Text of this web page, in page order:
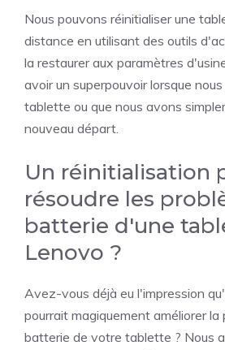
Nous pouvons réinitialiser une
distance en utilisant des outils
la restaurer aux paramètres
avoir un superpouvoir lorsque
tablette ou que nous avons
nouveau départ.
Un réinitialisation
résoudre les
batterie d'une
Lenovo ?
Avez-vous déjà eu l'impression
pourrait magiquement améliorer
batterie de votre tablette ? Nous